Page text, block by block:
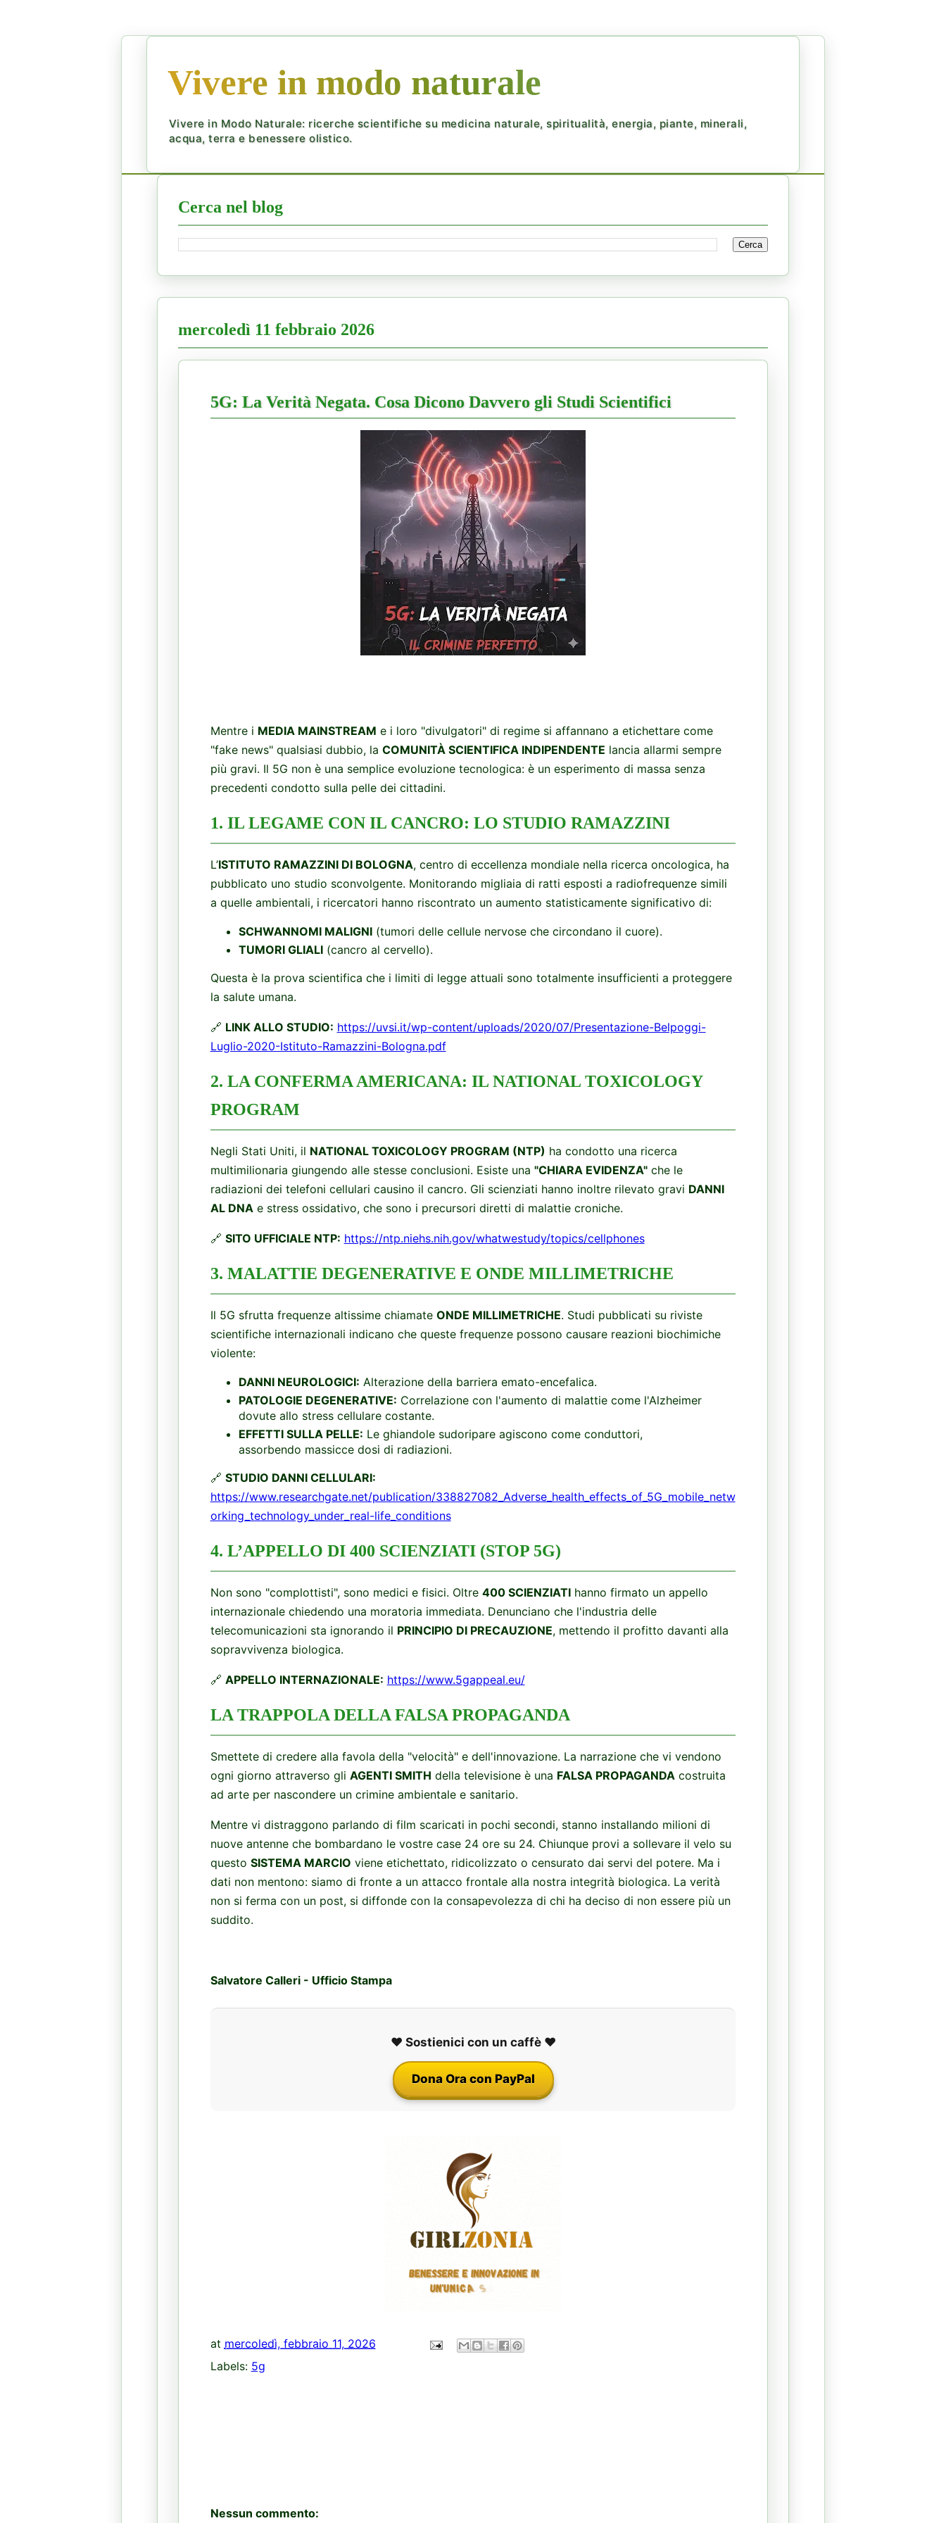
Vivere in modo naturale
Vivere in Modo Naturale: ricerche scientifiche su medicina naturale, spiritualità, energia, piante, minerali,
acqua, terra e benessere olistico.
Cerca nel blog
mercoledì 11 febbraio 2026
5G: La Verità Negata. Cosa Dicono Davvero gli Studi Scientifici
Mentre i MEDIA MAINSTREAM e i loro "divulgatori" di regime si affannano a etichettare come
"fake news" qualsiasi dubbio, la COMUNITÀ SCIENTIFICA INDIPENDENTE lancia allarmi sempre
più gravi. Il 5G non è una semplice evoluzione tecnologica: è un esperimento di massa senza
precedenti condotto sulla pelle dei cittadini.
​1. IL LEGAME CON IL CANCRO: LO STUDIO RAMAZZINI
​L’ISTITUTO RAMAZZINI DI BOLOGNA, centro di eccellenza mondiale nella ricerca oncologica, ha
pubblicato uno studio sconvolgente. Monitorando migliaia di ratti esposti a radiofrequenze simili
a quelle ambientali, i ricercatori hanno riscontrato un aumento statisticamente significativo di:
SCHWANNOMI MALIGNI(tumori delle cellule nervose che circondano il cuore).
TUMORI GLIALI(cancro al cervello).
​Questa è la prova scientifica che i limiti di legge attuali sono totalmente insufficienti a proteggere
la salute umana.
​🔗 LINK ALLO STUDIO: https://uvsi.it/wp-content/uploads/2020/07/Presentazione-Belpoggi-
Luglio-2020-Istituto-Ramazzini-Bologna.pdf
​2. LA CONFERMA AMERICANA: IL NATIONAL TOXICOLOGY
PROGRAM
​Negli Stati Uniti, il NATIONAL TOXICOLOGY PROGRAM (NTP) ha condotto una ricerca
multimilionaria giungendo alle stesse conclusioni. Esiste una "CHIARA EVIDENZA"che le
radiazioni dei telefoni cellulari causino il cancro. Gli scienziati hanno inoltre rilevato gravi DANNI
AL DNA e stress ossidativo, che sono i precursori diretti di malattie croniche.
​🔗 SITO UFFICIALE NTP: https://ntp.niehs.nih.gov/whatwestudy/topics/cellphones
​3. MALATTIE DEGENERATIVE E ONDE MILLIMETRICHE
​Il 5G sfrutta frequenze altissime chiamate ONDE MILLIMETRICHE. Studi pubblicati su riviste
scientifiche internazionali indicano che queste frequenze possono causare reazioni biochimiche
violente:
DANNI NEUROLOGICI: Alterazione della barriera emato-encefalica.
PATOLOGIE DEGENERATIVE: Correlazione con l'aumento di malattie come l'Alzheimer
dovute allo stress cellulare costante.
EFFETTI SULLA PELLE: Le ghiandole sudoripare agiscono come conduttori,
assorbendo massicce dosi di radiazioni.
​🔗 STUDIO DANNI CELLULARI:
https://www.researchgate.net/publication/338827082_Adverse_health_effects_of_5G_mobile_netw
orking_technology_under_real-life_conditions
​4. L’APPELLO DI 400 SCIENZIATI (STOP 5G)
​Non sono "complottisti", sono medici e fisici. Oltre 400 SCIENZIATIhanno firmato un appello
internazionale chiedendo una moratoria immediata. Denunciano che l'industria delle
telecomunicazioni sta ignorando il PRINCIPIO DI PRECAUZIONE, mettendo il profitto davanti alla
sopravvivenza biologica.
​🔗 APPELLO INTERNAZIONALE: https://www.5gappeal.eu/
​LA TRAPPOLA DELLA FALSA PROPAGANDA
​Smettete di credere alla favola della "velocità" e dell'innovazione. La narrazione che vi vendono
ogni giorno attraverso gli AGENTI SMITH della televisione è una FALSA PROPAGANDA costruita
ad arte per nascondere un crimine ambientale e sanitario.
​Mentre vi distraggono parlando di film scaricati in pochi secondi, stanno installando milioni di
nuove antenne che bombardano le vostre case 24 ore su 24. Chiunque provi a sollevare il velo su
questo SISTEMA MARCIO viene etichettato, ridicolizzato o censurato dai servi del potere. Ma i
dati non mentono: siamo di fronte a un attacco frontale alla nostra integrità biologica. La verità
non si ferma con un post, si diffonde con la consapevolezza di chi ha deciso di non essere più un
suddito.
Salvatore Calleri - Ufficio Stampa
❤️ Sostienici con un caffè ❤️
Dona Ora con PayPal
at mercoledì, febbraio 11, 2026
Labels: 5g
Nessun commento: